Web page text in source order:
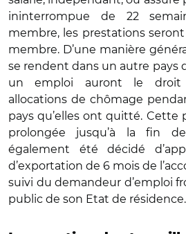
ininterrompue de 22
membre, les prestations
membre. D’une manière
se rendent dans un autre pays
un emploi auront le droit
allocations de chômage
pays qu’elles ont quitté. Cette
prolongée jusqu’à la fin
également été décidé
d’exportation de 6 mois de
suivi du demandeur d’emploi
public de son Etat de résidence.